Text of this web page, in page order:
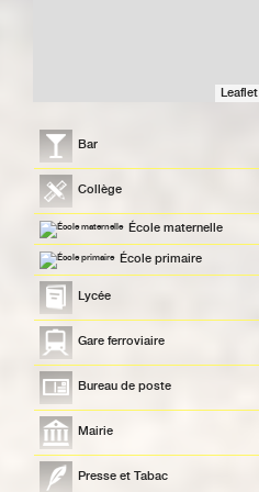
Leaflet
Bar
Collège
École maternelle
École primaire
Lycée
Gare ferroviaire
Bureau de poste
Mairie
Presse et Tabac